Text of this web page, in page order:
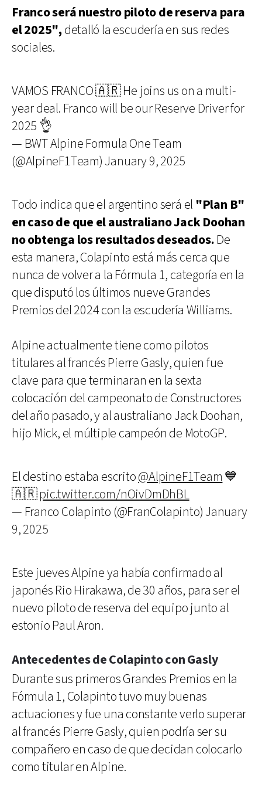
Franco será nuestro piloto de reserva para
el 2025",detalló la escudería en sus redes
sociales.
VAMOS FRANCO 🇦🇷 He joins us on a multi-
year deal. Franco will be our Reserve Driver for
2025 👌
— BWT Alpine Formula One Team
(@AlpineF1Team) January 9, 2025
Todo indica que el argentino será el "Plan B"
en caso de que el australiano Jack Doohan
no obtenga los resultados deseados.De
esta manera, Colapinto está más cerca que
nunca de volver a la Fórmula 1, categoría en la
que disputó los últimos nueve Grandes
Premios del 2024 con la escudería Williams.
Alpine actualmente tiene como pilotos
titulares al francés Pierre Gasly, quien fue
clave para que terminaran en la sexta
colocación del campeonato de Constructores
del año pasado, y al australiano Jack Doohan,
hijo Mick, el múltiple campeón de MotoGP.
El destino estaba escrito@AlpineF1Team 💙
🇦🇷pic.twitter.com/nOivDmDhBL
— Franco Colapinto (@FranColapinto) January
9, 2025
Este jueves Alpine ya había confirmado al
japonés Rio Hirakawa, de 30 años, para ser el
nuevo piloto de reserva del equipo junto al
estonio Paul Aron.
Antecedentes de Colapinto con Gasly
Durante sus primeros Grandes Premios en la
Fórmula 1, Colapinto tuvo muy buenas
actuaciones y fue una constante verlo superar
al francés Pierre Gasly, quien podría ser su
compañero en caso de que decidan colocarlo
como titular en Alpine.